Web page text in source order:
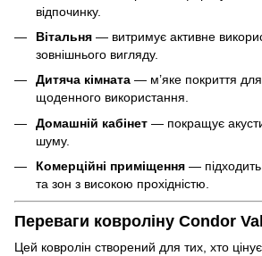
відпочинку.
Вітальня — витримує активне
зовнішнього вигляду.
Дитяча кімната — м’яке покриття
щоденного використання.
Домашній кабінет — покращує
шуму.
Комерційні приміщення — підходить
та зон з високою прохідністю.
Переваги ковроліну Condor
Цей ковролін створений для тих, хто